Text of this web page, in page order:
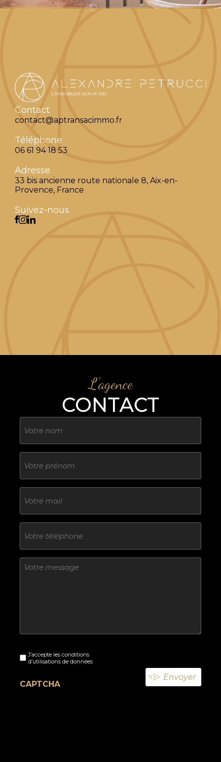
Réinitialiser
Contact
contact@aptransacimmo.fr
Téléphone
06 61 94 18 53
Adresse
33 bis ancienne route nationale 8, Aix-en-
Provence, France
Suivez-nous
L'agence
CONTACT
Nom
Sans
titre
E-
mail
Téléphone
Sans
titre
titreJ’accepte les conditions
d’utilisations de données
CAPTCHA